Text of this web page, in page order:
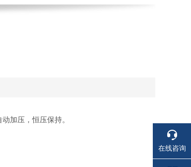
加压，恒压保持。
在线咨询